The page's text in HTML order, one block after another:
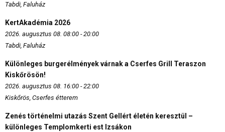
Tabdi, Faluház
KertAkadémia 2026
2026. augusztus 08. 08:00 - 20:00
Tabdi, Faluház
Különleges burgerélmények várnak a Cserfes Grill Teraszon
Kiskőrösön!
2026. augusztus 08. 16:00 - 22:00
Kiskőrös, Cserfes étterem
Zenés történelmi utazás Szent Gellért életén keresztül –
különleges Templomkerti est Izsákon